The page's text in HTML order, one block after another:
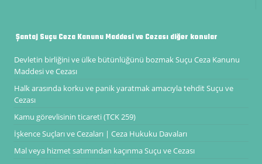
Şantaj Suçu Ceza Kanunu Maddesi ve Cezası diğer konular
Devletin birliğini ve ülke bütünlüğünü bozmak Suçu Ceza Kanunu
Maddesi ve Cezası
Halk arasında korku ve panik yaratmak amacıyla tehdit Suçu ve
Cezası
Kamu görevlisinin ticareti (TCK 259)
İşkence Suçları ve Cezaları | Ceza Hukuku Davaları
Mal veya hizmet satımından kaçınma Suçu ve Cezası